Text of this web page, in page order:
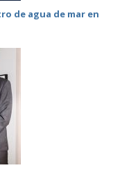
de agua de mar en